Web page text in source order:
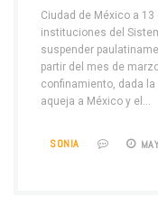
Ciudad de México a
instituciones del
suspender
partir del mes de
confinamiento, dada la
aqueja a México y el…
SONIA